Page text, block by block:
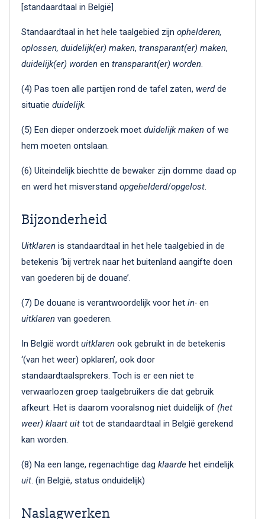
[standaardtaal in België]
Standaardtaal in het hele taalgebied zijn ophelderen,
oplossen, duidelijk(er) maken, transparant(er) maken,
duidelijk(er) worden en transparant(er) worden.
(4) Pas toen alle partijen rond de tafel zaten, werdde
situatie duidelijk.
(5) Een dieper onderzoek moet duidelijk maken of we
hem moeten ontslaan.
(6) Uiteindelijk biechtte de bewaker zijn domme daad op
en werd het misverstand opgehelderd/opgelost.
Bijzonderheid
Uitklaren is standaardtaal in het hele taalgebied in de
betekenis ‘bij vertrek naar het buitenland aangifte doen
van goederen bij de douane’.
(7) De douane is verantwoordelijk voor het in- en
uitklaren van goederen.
In België wordt uitklaren ook gebruikt in de betekenis
‘(van het weer) opklaren’, ook door
standaardtaalsprekers. Toch is er een niet te
verwaarlozen groep taalgebruikers die dat gebruik
afkeurt. Het is daarom vooralsnog niet duidelijk of (het
weer) klaart uit tot de standaardtaal in België gerekend
kan worden.
(8) Na een lange, regenachtige dag klaarde het eindelijk
uit. (in België, status onduidelijk)
Naslagwerken